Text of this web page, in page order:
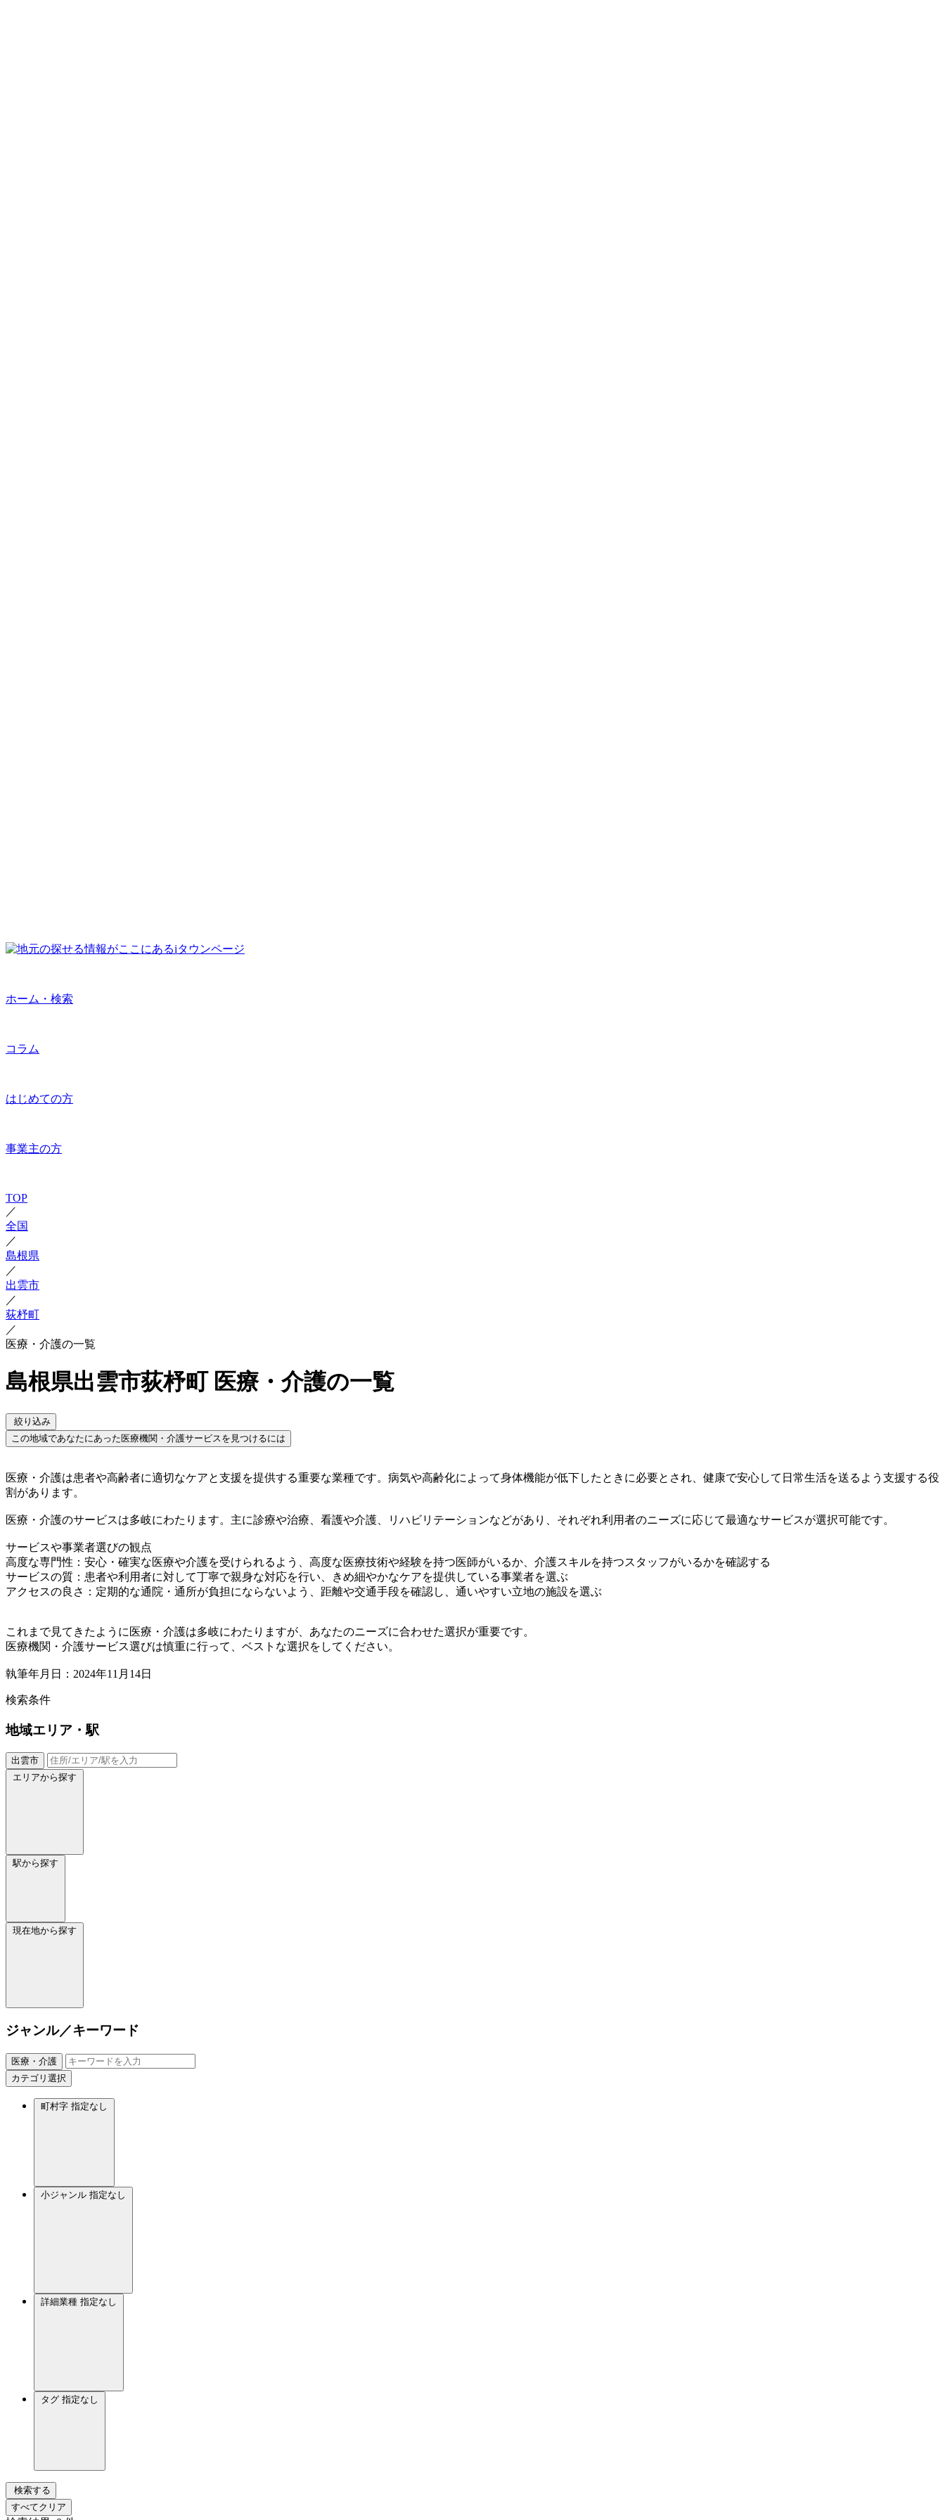
ホーム・検索
コラム
はじめての方
事業主の方
TOP
／
全国
／
島根県
／
出雲市
／
荻杼町
／
医療・介護の一覧
島根県出雲市荻杼町 医療・介護の一覧
絞り込み
この地域であなたにあった医療機関・介護サービスを見つけるには
医療・介護は患者や高齢者に適切なケアと支援を提供する重要な業種です。病気や高齢化によって身体機能が低下したときに必要とされ、健康で安心して日常生活を送るよう支援する役
割があります。
医療・介護のサービスは多岐にわたります。主に診療や治療、看護や介護、リハビリテーションなどがあり、それぞれ利用者のニーズに応じて最適なサービスが選択可能です。
サービスや事業者選びの観点
高度な専門性：安心・確実な医療や介護を受けられるよう、高度な医療技術や経験を持つ医師がいるか、介護スキルを持つスタッフがいるかを確認する
サービスの質：患者や利用者に対して丁寧で親身な対応を行い、きめ細やかなケアを提供している事業者を選ぶ
アクセスの良さ：定期的な通院・通所が負担にならないよう、距離や交通手段を確認し、通いやすい立地の施設を選ぶ
これまで見てきたように医療・介護は多岐にわたりますが、あなたのニーズに合わせた選択が重要です。
医療機関・介護サービス選びは慎重に行って、ベストな選択をしてください。
執筆年月日：2024年11月14日
検索条件
地域エリア・駅
出雲市
エリアから探す
駅から探す
現在地から探す
ジャンル／キーワード
医療・介護
カテゴリ選択
町村字 指定なし
小ジャンル 指定なし
詳細業種 指定なし
タグ 指定なし
検索する
すべてクリア